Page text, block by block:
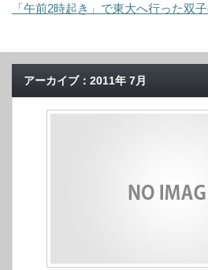
「午前2時起き」で東大へ行った双
アーカイブ：2011年 7月